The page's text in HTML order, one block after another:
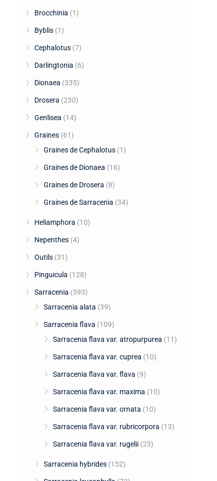
Brocchinia (1)
Byblis (1)
Cephalotus (7)
Darlingtonia (6)
Dionaea (335)
Drosera (230)
Genlisea (14)
Graines (61)
Graines de Cephalotus (1)
Graines de Dionaea (16)
Graines de Drosera (8)
Graines de Sarracenia (34)
Heliamphora (10)
Nepenthes (4)
Outils (31)
Pinguicula (128)
Sarracenia (593)
Sarracenia alata (39)
Sarracenia flava (109)
Sarracenia flava var. atropurpurea (11)
Sarracenia flava var. cuprea (10)
Sarracenia flava var. flava (9)
Sarracenia flava var. maxima (10)
Sarracenia flava var. ornata (10)
Sarracenia flava var. rubricorpora (13)
Sarracenia flava var. rugelii (23)
Sarracenia hybrides (152)